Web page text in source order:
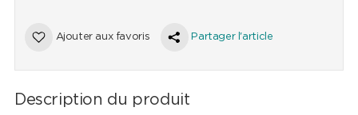
Ajouter aux favoris Partager l'article
Description du produit